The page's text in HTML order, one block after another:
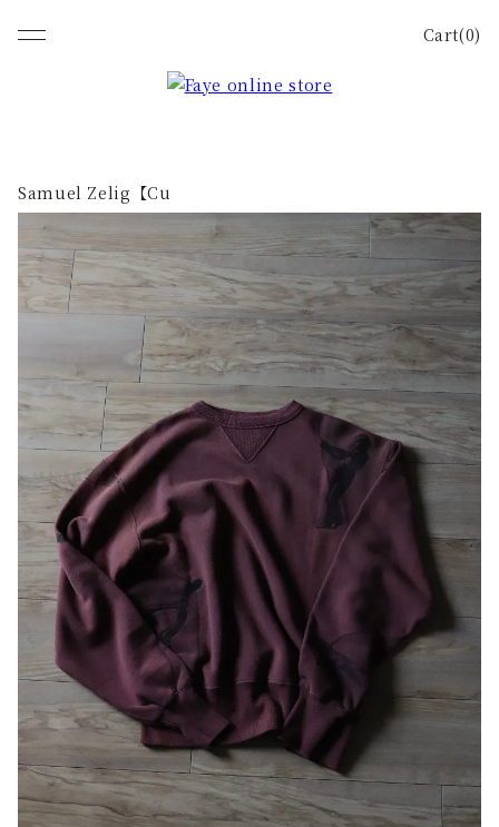
Cart(0)
Samuel Zelig【Cu